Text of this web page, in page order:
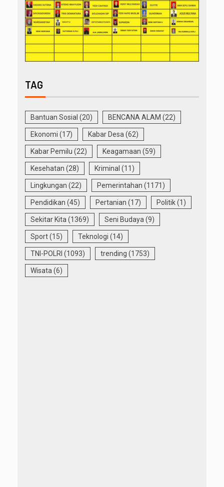
TAG
Bantuan Sosial (20) BENCANA ALAM (22)
Ekonomi (17) Kabar Desa (62)
Kabar Pemilu (22) Keagamaan (59)
Kesehatan (28) Kriminal (11)
Lingkungan (22) Pemerintahan (1171)
Pendidikan (45) Pertanian (17) Politik(1)
Sekitar Kita (1369) Seni Budaya (9)
Sport(15) Teknologi (14)
TNI-POLRI (1093) trending (1753)
Wisata (6)